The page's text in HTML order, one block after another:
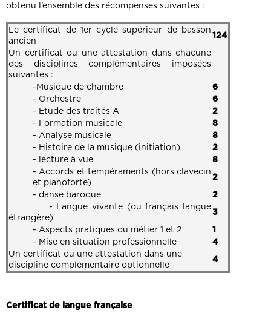
obtenu l’ensemble des récompenses suivantes :
Le certificat de 1er cycle supérieur de basson
ancien
124
Un certificat ou une attestation dans chacune
des disciplines complémentaires imposées
suivantes :
-Musique de chambre
6
- Orchestre
6
- Etude des traités A
2
- Formation musicale
8
- Analyse musicale
8
- Histoire de la musique (initiation)
2
- lecture à vue
8
- Accords et tempéraments (hors clavecin
et pianoforte)
2
- danse baroque
2
- Langue vivante (ou français langue
étrangère)
3
- Aspects pratiques du métier 1 et 2
1
- Mise en situation professionnelle
4
Un certificat ou une attestation dans une
discipline complémentaire optionnelle
4
Certificat de langue française